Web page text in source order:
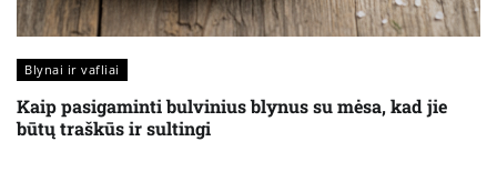
Blynai ir vafliai
Kaip pasigaminti bulvinius blynus su mėsa, kad jie
būtų traškūs ir sultingi